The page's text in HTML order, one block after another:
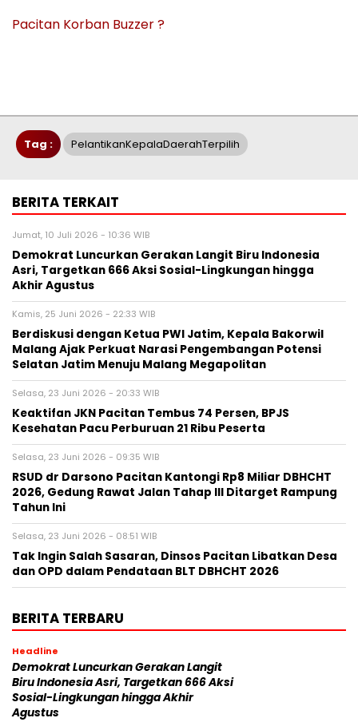
Pacitan Korban Buzzer ?
Tag : PelantikanKepalaDaerahTerpilih
BERITA TERKAIT
Jumat, 10 Juli 2026 - 10:36 WIB
Demokrat Luncurkan Gerakan Langit Biru Indonesia
Asri, Targetkan 666 Aksi Sosial-Lingkungan hingga
Akhir Agustus
Kamis, 25 Juni 2026 - 22:33 WIB
Berdiskusi dengan Ketua PWI Jatim, Kepala Bakorwil
Malang Ajak Perkuat Narasi Pengembangan Potensi
Selatan Jatim Menuju Malang Megapolitan
Selasa, 23 Juni 2026 - 20:33 WIB
Keaktifan JKN Pacitan Tembus 74 Persen, BPJS
Kesehatan Pacu Perburuan 21 Ribu Peserta
Selasa, 23 Juni 2026 - 09:35 WIB
RSUD dr Darsono Pacitan Kantongi Rp8 Miliar DBHCHT
2026, Gedung Rawat Jalan Tahap III Ditarget Rampung
Tahun Ini
Selasa, 23 Juni 2026 - 08:51 WIB
Tak Ingin Salah Sasaran, Dinsos Pacitan Libatkan Desa
dan OPD dalam Pendataan BLT DBHCHT 2026
BERITA TERBARU
Headline
Demokrat Luncurkan Gerakan Langit
Biru Indonesia Asri, Targetkan 666 Aksi
Sosial-Lingkungan hingga Akhir
Agustus